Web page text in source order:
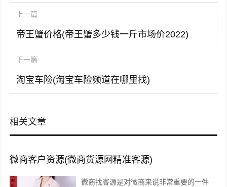
上一篇
帝王蟹价格(帝王蟹多少钱一斤市场价2022)
下一篇
淘宝车险(淘宝车险频道在哪里找)
相关文章
微商客户资源(微商货源网精准客源)
微商找客源是对微商来说非常重要的一件